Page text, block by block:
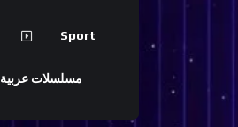
Sport
مسلسلات عربية